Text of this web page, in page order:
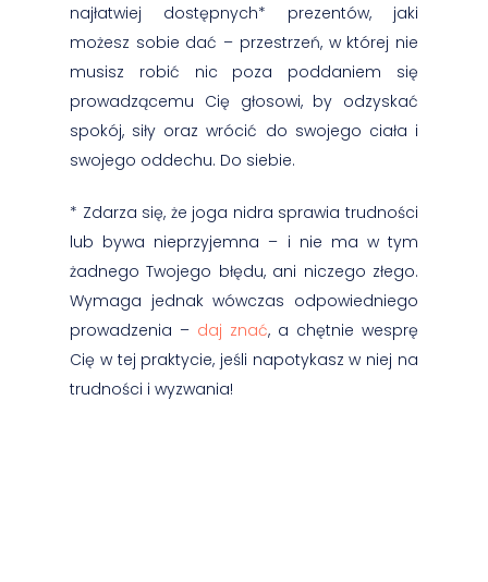
najłatwiej dostępnych* prezentów, jaki
możesz sobie dać – przestrzeń, w której nie
musisz robić nic poza poddaniem się
prowadzącemu Cię głosowi, by odzyskać
spokój, siły oraz wrócić do swojego ciała i
swojego oddechu. Do siebie.
* Zdarza się, że joga nidra sprawia trudności
lub bywa nieprzyjemna – i nie ma w tym
żadnego Twojego błędu, ani niczego złego.
Wymaga jednak wówczas odpowiedniego
prowadzenia – daj znać, a chętnie wesprę
Cię w tej praktycie, jeśli napotykasz w niej na
trudności i wyzwania!